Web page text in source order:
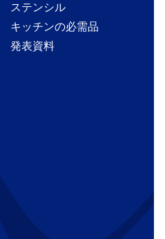
ステンシル
キッチンの必需品
発表資料